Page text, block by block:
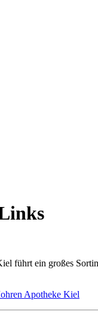
führt ein großes
Apotheke Kiel